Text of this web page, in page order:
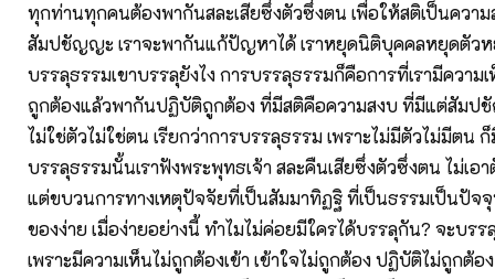
ทุกท่านทุกคนต้องพากันสละเสียซึ่งตัวซึ่งตน เพื่อให้สติเป็นความ
สัมปชัญญะ เราจะพากันแก้ปัญหาได้ เราหยุดนิติบุคคลหยุดตัวห
บรรลุธรรมเขาบรรลุยังไง การบรรลุธรรมก็คือการที่เรามีความ
ถูกต้องแล้วพากันปฏิบัติถูกต้อง ที่มีสติคือความสงบ ที่มีแต่สัมป
ไม่ใช่ตัวไม่ใช่ตน เรียกว่าการบรรลุธรรม เพราะไม่มีตัวไม่มีตน
บรรลุธรรมนั้นเราฟังพระพุทธเจ้า สละคืนเสียซึ่งตัวซึ่งตน ไม่เอ
แต่ขบวนการทางเหตุปัจจัยที่เป็นสัมมาทิฏฐิ ที่เป็นธรรมเป็นปัจ
ของง่าย เมื่อง่ายอย่างนี้ ทำไมไม่ค่อยมีใครได้บรรลุกัน? จะบรร
เพราะมีความเห็นไม่ถูกต้องเข้า เข้าใจไม่ถูกต้อง ปฏิบัติไม่ถูกต้อ